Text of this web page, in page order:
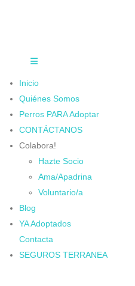
Inicio
Quiénes Somos
Perros PARA Adoptar
CONTÁCTANOS
Colabora!
Hazte Socio
Ama/Apadrina
Voluntario/a
Blog
YA Adoptados
Contacta
SEGUROS TERRANEA